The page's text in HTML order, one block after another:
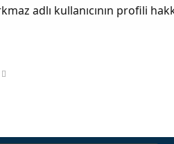
adlı kullanıcının profili